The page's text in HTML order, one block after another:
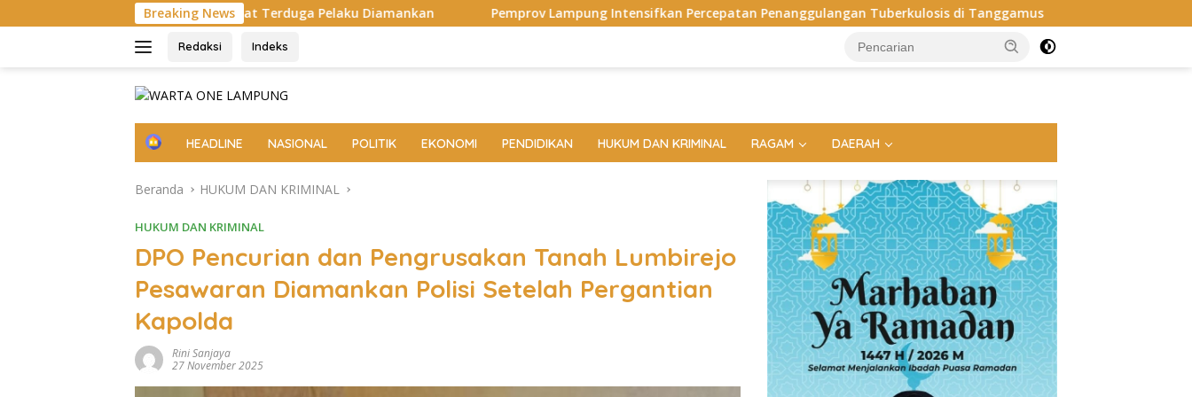
ke
Breaking News
Empat Terduga Pelaku Diamankan Pemprov Lampung Intensifkan Percepatan Penanggulangan Tuberkulosis di Tanggamus Apel Perdana: Kapolres Way Kanan
Redaksi Indeks
H
e
HEADLINE NASIONAL POLITIK EKONOMI PENDIDIKAN HUKUM DAN KRIMINAL RAGAM DAERAH
Beranda HUKUM DAN KRIMINAL
HUKUM DAN KRIMINAL
DPO Pencurian dan Pengrusakan Tanah Lumbirejo
Pesawaran Diamankan Polisi Setelah Pergantian
Kapolda
Rini Sanjaya
27 November 2025